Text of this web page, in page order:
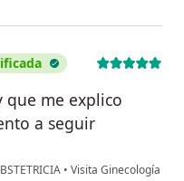
que me explico
a seguir
• Visita Ginecología